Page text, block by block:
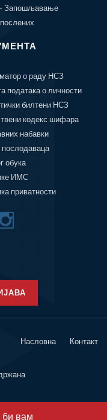
Запошљавање
о раду НСЗ
података о личности
билтени НСЗ
кодекс шифара
набавки
послодаваца
обука
ИМС
приватности
Насловна Контакт
би вам